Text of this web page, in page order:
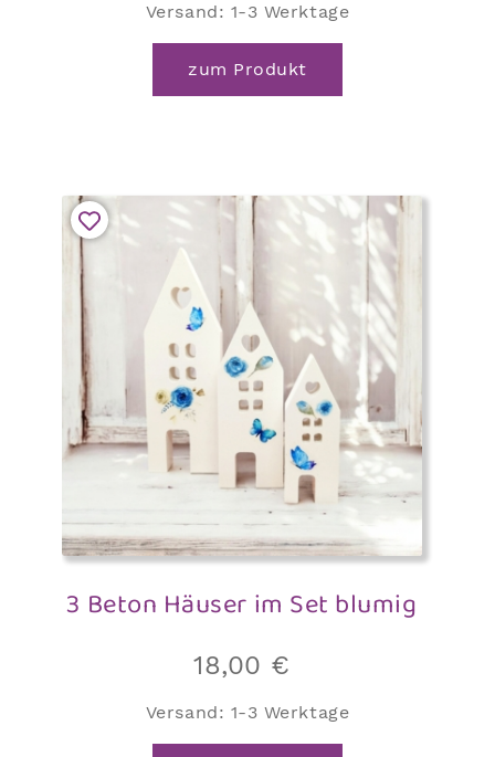
Versand: 1-3 Werktage
zum Produkt
3 Beton Häuser im Set blumig
18,00 €
Versand: 1-3 Werktage